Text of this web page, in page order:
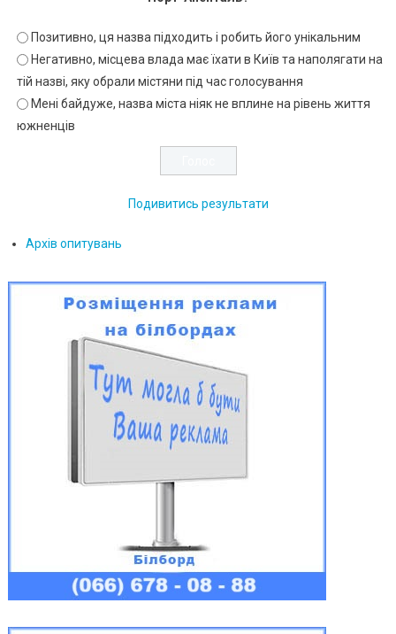
Позитивно, ця назва підходить і робить його унікальним
Негативно, місцева влада має їхати в Київ та наполягати на
тій назві, яку обрали містяни під час голосування
Мені байдуже, назва міста ніяк не вплине на рівень життя
южненців
Подивитись результати
Архів опитувань